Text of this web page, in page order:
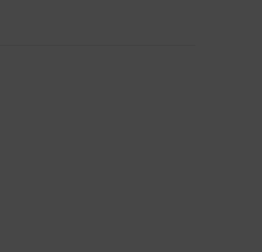
jeho použitie môže